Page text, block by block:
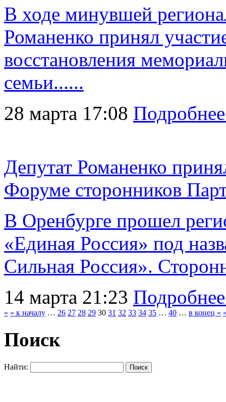
В ходе минувшей
Романенко принял
восстановления
семьи......
28 марта 17:08
Депутат Романенко
Форуме сторонников
В Оренбурге прошел
«Единая Россия» под
Сильная Россия».
14 марта 21:23
« « к началу … 26 27 28 29 30 31 32 33 34 35 … 40 … в конец »
Поиск
Найти: